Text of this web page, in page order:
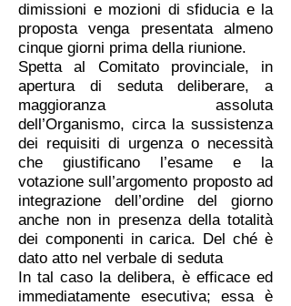
dimissioni e mozioni di sfiducia e la
proposta venga presentata almeno
cinque giorni prima della riunione.
Spetta al Comitato provinciale, in
apertura di seduta deliberare, a
maggioranza assoluta
dell’Organismo, circa la sussistenza
dei requisiti di urgenza o necessità
che giustificano l’esame e la
votazione sull’argomento proposto ad
integrazione dell’ordine del giorno
anche non in presenza della totalità
dei componenti in carica. Del ché è
dato atto nel verbale di seduta
In tal caso la delibera, è efficace ed
immediatamente esecutiva; essa è